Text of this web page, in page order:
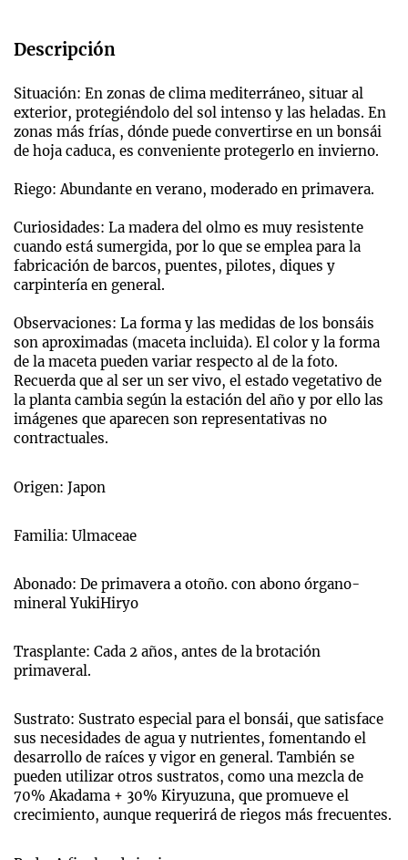
Descripción
Situación: En zonas de clima mediterráneo, situar al
exterior, protegiéndolo del sol intenso y las heladas. En
zonas más frías, dónde puede convertirse en un bonsái
de hoja caduca, es conveniente protegerlo en invierno.
Riego: Abundante en verano, moderado en primavera.
Curiosidades: La madera del olmo es muy resistente
cuando está sumergida, por lo que se emplea para la
fabricación de barcos, puentes, pilotes, diques y
carpintería en general.
Observaciones: La forma y las medidas de los bonsáis
son aproximadas (maceta incluida). El color y la forma
de la maceta pueden variar respecto al de la foto.
Recuerda que al ser un ser vivo, el estado vegetativo de
la planta cambia según la estación del año y por ello las
imágenes que aparecen son representativas no
contractuales.
Origen: Japon
Familia: Ulmaceae
Abonado: De primavera a otoño. con abono órgano-
mineral YukiHiryo
Trasplante: Cada 2 años, antes de la brotación
primaveral.
Sustrato: Sustrato especial para el bonsái, que satisface
sus necesidades de agua y nutrientes, fomentando el
desarrollo de raíces y vigor en general. También se
pueden utilizar otros sustratos, como una mezcla de
70% Akadama + 30% Kiryuzuna, que promueve el
crecimiento, aunque requerirá de riegos más frecuentes.